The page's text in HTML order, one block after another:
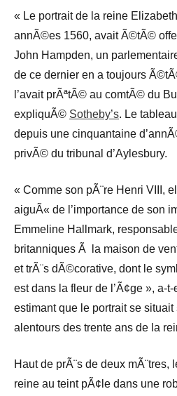
« Le portrait de la reine
annÃ©es 1560, avait Ã©tÃ©
John Hampden, un
de ce dernier en a toujours
l’avait prÃªtÃ© au comtÃ© du
expliquÃ© Sotheby’s. Le
depuis une cinquantaine
privÃ© du tribunal d’Aylesbury.
« Comme son pÃ¨re Henri VIII,
aiguÃ« de l’importance de son
Emmeline Hallmark,
britanniques Ã la maison de
et trÃ¨s dÃ©corative, dont le
est dans la fleur de l’Ã¢ge », a-
estimant que le portrait se
alentours des trente ans de la
Haut de prÃ¨s de deux
reine au teint pÃ¢le dans une